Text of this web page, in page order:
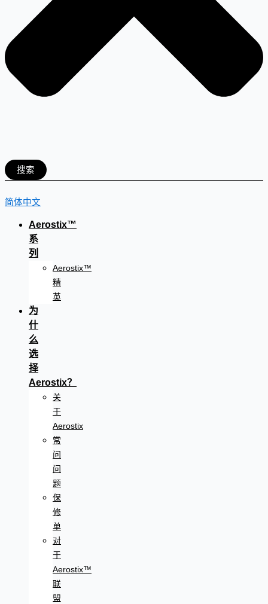
搜索
简体中文
Aerostix™
系
列
Aerostix™
精
英
为
什
么
选
择
Aerostix？
关
于
Aerostix
常
问
问
题
保
修
单
对
于
Aerostix™
联
盟